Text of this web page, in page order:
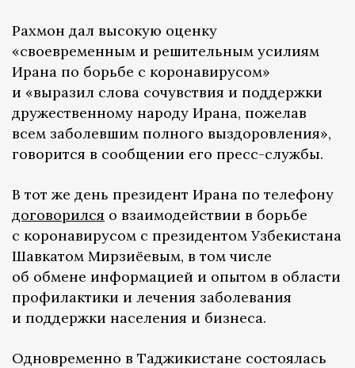
Рахмон дал высокую оценку
«своевременным и решительным усилиям
Ирана по борьбе с коронавирусом»
и «выразил слова сочувствия и поддержки
дружественному народу Ирана, пожелав
всем заболевшим полного выздоровления»,
говорится в сообщении его пресс-службы.
В тот же день президент Ирана по телефону
договорился о взаимодействии в борьбе
с коронавирусом с президентом Узбекистана
Шавкатом Мирзиёевым, в том числе
об обмене информацией и опытом в области
профилактики и лечения заболевания
и поддержки населения и бизнеса.
Одновременно в Таджикистане состоялась